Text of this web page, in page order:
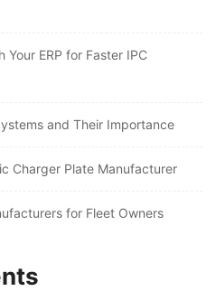
Your ERP for Faster IPC
and Their Importance
Charger Plate Manufacturer
for Fleet Owners